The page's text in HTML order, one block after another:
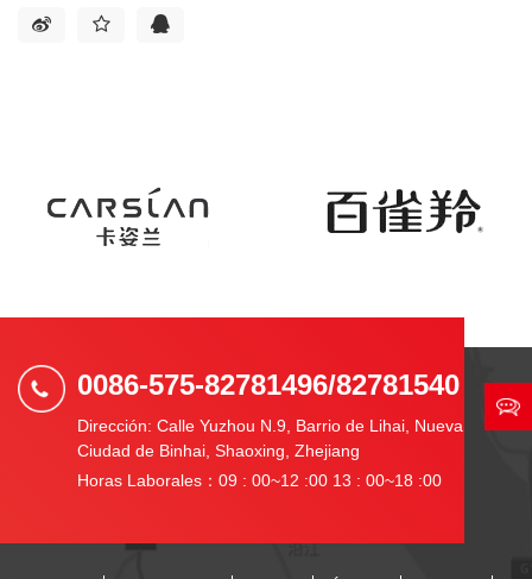
0086-575-82781496/82781540
Dirección: Calle Yuzhou N.9, Barrio de Lihai, Nueva
Ciudad de Binhai, Shaoxing, Zhejiang
Horas Laborales：09 : 00~12 :00 13 : 00~18 :00